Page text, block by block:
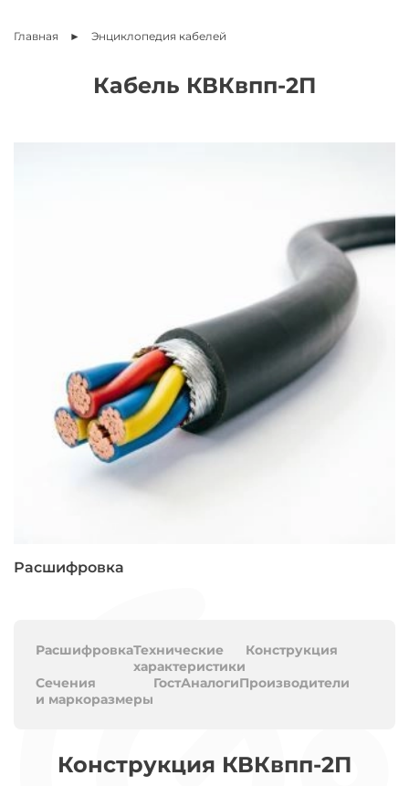
Главная Энциклопедия кабелей
Кабель КВКвпп-2П
Расшифровка
РасшифровкаТехнические
характеристики
Конструкция
Сечения
и маркоразмеры
ГостАналогиПроизводители
Конструкция КВКвпп-2П